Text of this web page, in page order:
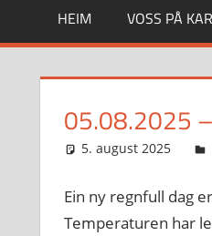
HEIM VOSS PÅ
05.08.2025 –
5. august 2025
Ein ny regnfull dag
Temperaturen har